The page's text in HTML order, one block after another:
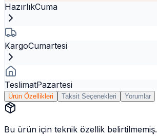
HazırlıkCuma
KargoCumartesi
TeslimatPazartesi
Ürün Özellikleri Taksit Seçenekleri Yorumlar
Bu ürün için teknik özellik belirtilmemiş.